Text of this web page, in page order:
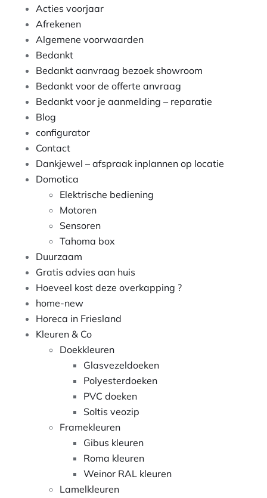
Acties voorjaar
Afrekenen
Algemene voorwaarden
Bedankt
Bedankt aanvraag bezoek showroom
Bedankt voor de offerte anvraag
Bedankt voor je aanmelding – reparatie
Blog
configurator
Contact
Dankjewel – afspraak inplannen op locatie
Domotica
Elektrische bediening
Motoren
Sensoren
Tahoma box
Duurzaam
Gratis advies aan huis
Hoeveel kost deze overkapping ?
home-new
Horeca in Friesland
Kleuren & Co
Doekkleuren
Glasvezeldoeken
Polyesterdoeken
PVC doeken
Soltis veozip
Framekleuren
Gibus kleuren
Roma kleuren
Weinor RAL kleuren
Lamelkleuren